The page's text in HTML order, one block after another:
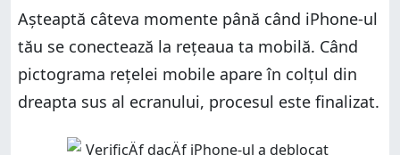
Așteaptă câteva momente până când iPhone-ul
tău se conectează la rețeaua ta mobilă. Când
pictograma rețelei mobile apare în colțul din
dreapta sus al ecranului, procesul este finalizat.